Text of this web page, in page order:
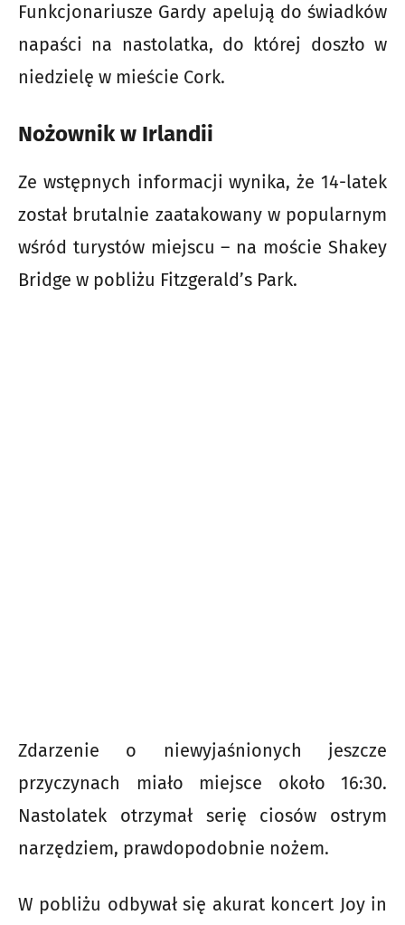
Funkcjonariusze Gardy apelują do świadków
napaści na nastolatka, do której doszło w
niedzielę w mieście Cork.
Nożownik w Irlandii
Ze wstępnych informacji wynika, że 14-latek
został brutalnie zaatakowany w popularnym
wśród turystów miejscu – na moście Shakey
Bridge w pobliżu Fitzgerald’s Park.
Zdarzenie o niewyjaśnionych jeszcze
przyczynach miało miejsce około 16:30.
Nastolatek otrzymał serię ciosów ostrym
narzędziem, prawdopodobnie nożem.
W pobliżu odbywał się akurat koncert Joy in